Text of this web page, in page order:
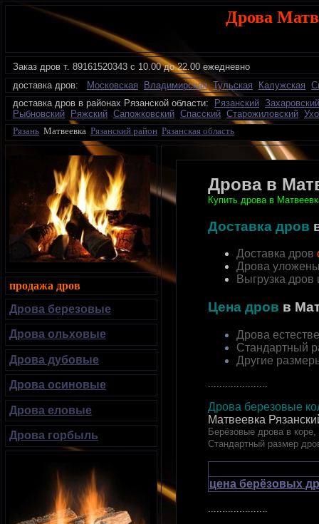
Дрова
Заказ дров т. 89161520343 с 10.00 до 22.00 ежедневно
доставка дров:
Московская Владимирская Тульская Калужская
доставка дров в районах Рязанской области:
Рязанский Захаровский
Рыбновский
Ряжский Сапожковский Спасский Старожиловский
Рязань Матвеевка Рязанский район Рязанская область
Дрова в
Купить дрова в
Доставка дров
Доставка дров
Дрова
Выгрузка
Цена дров в
Дрова
Стандартный
Другие
Дрова березовые
Матвеевка
Берёзовые дрова в
Стандартный размер
цена берёзовых
продажа дров
Дрова березовые
Дрова ольховые
Дрова дубовые
Дрова осиновые
Дрова еловые
Дрова горбыль